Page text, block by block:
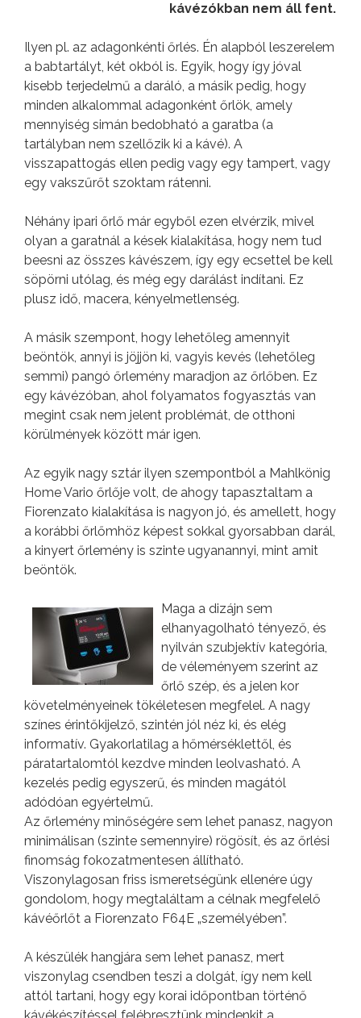
kávézókban nem áll fent.
Ilyen pl. az adagonkénti őrlés. Én alapból leszerelem
a babtartályt, két okból is. Egyik, hogy így jóval
kisebb terjedelmű a daráló, a másik pedig, hogy
minden alkalommal adagonként őrlök, amely
mennyiség simán bedobható a garatba (a
tartályban nem szellőzik ki a kávé). A
visszapattogás ellen pedig vagy egy tampert, vagy
egy vakszűrőt szoktam rátenni.
Néhány ipari őrlő már egyből ezen elvérzik, mivel
olyan a garatnál a kések kialakítása, hogy nem tud
beesni az összes kávészem, így egy ecsettel be kell
söpörni utólag, és még egy darálást indítani. Ez
plusz idő, macera, kényelmetlenség.
A másik szempont, hogy lehetőleg amennyit
beöntök, annyi is jöjjön ki, vagyis kevés (lehetőleg
semmi) pangó őrlemény maradjon az őrlőben. Ez
egy kávézóban, ahol folyamatos fogyasztás van
megint csak nem jelent problémát, de otthoni
körülmények között már igen.
Az egyik nagy sztár ilyen szempontból a Mahlkönig
Home Vario őrlője volt, de ahogy tapasztaltam a
Fiorenzato kialakítása is nagyon jó, és amellett, hogy
a korábbi őrlőmhöz képest sokkal gyorsabban darál,
a kinyert őrlemény is szinte ugyanannyi, mint amit
beöntök.
Maga a dizájn sem
elhanyagolható tényező, és
nyilván szubjektív kategória,
de véleményem szerint az
őrlő szép, és a jelen kor
követelményeinek tökéletesen megfelel. A nagy
színes érintőkijelző, szintén jól néz ki, és elég
informatív. Gyakorlatilag a hőmérséklettől, és
páratartalomtól kezdve minden leolvasható. A
kezelés pedig egyszerű, és minden magától
adódóan egyértelmű.
Az őrlemény minőségére sem lehet panasz, nagyon
minimálisan (szinte semennyire) rögösít, és az őrlési
finomság fokozatmentesen állítható.
Viszonylagosan friss ismeretségünk ellenére úgy
gondolom, hogy megtaláltam a célnak megfelelő
kávéőrlőt a Fiorenzato F64E „személyében”.
A készülék hangjára sem lehet panasz, mert
viszonylag csendben teszi a dolgát, így nem kell
attól tartani, hogy egy korai időpontban történő